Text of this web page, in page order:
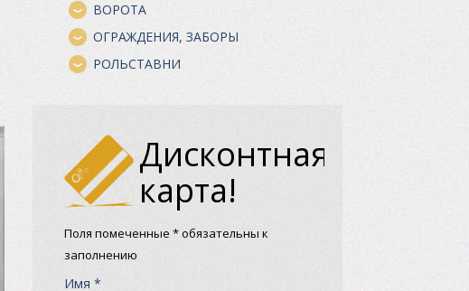
ВОРОТА
ОГРАЖДЕНИЯ, ЗАБОРЫ
РОЛЬСТАВНИ
Дисконтная
карта!
Поля помеченные * обязательны к
заполнению
Имя *